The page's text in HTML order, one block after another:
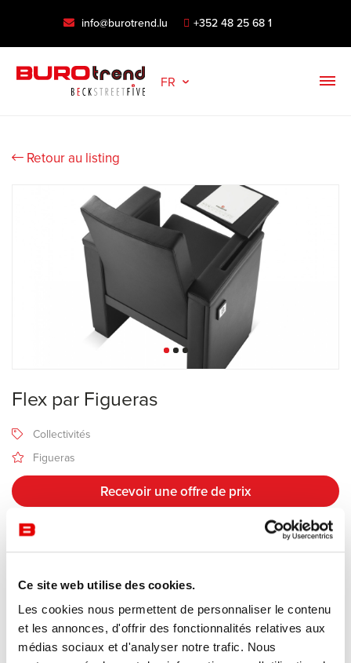
Ce site web utilise des cookies.
Les cookies nous permettent de personnaliser le contenu
et les annonces, d'offrir des fonctionnalités relatives aux
médias sociaux et d'analyser notre trafic. Nous
info@burotrend.lu +352 48 25 68 1
FR
Retour au listing
Flex par Figueras
Collectivités
Figueras
Recevoir une offre de prix
Description
Fabricant Figueras
Le systèmeFlexdu fabricant espagnol Figueras (spécialiste